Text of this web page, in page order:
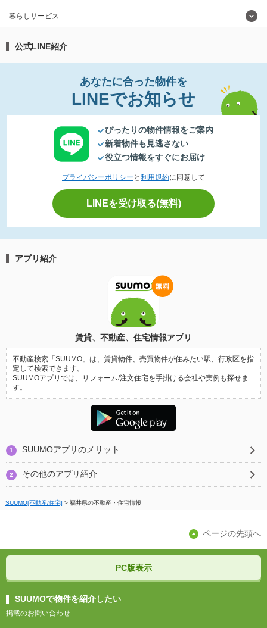
暮らしサービス
公式LINE紹介
あなたに合った物件を
LINEでお知らせ
ぴったりの物件情報をご案内
新着物件も見逃さない
役立つ情報をすぐにお届け
プライバシーポリシー と 利用規約に同意して
LINEを受け取る(無料)
アプリ紹介
賃貸、不動産、住宅情報アプリ
不動産検索「SUUMO」は、賃貸物件、売買物件が住みたい駅、行政区を指
定して検索できます。
SUUMOアプリでは、リフォーム/注文住宅を手掛ける会社や実例も探せま
す。
1 SUUMOアプリのメリット
2 その他のアプリ紹介
SUUMO[不動産/住宅] > 福井県の不動産・住宅情報
ページの先頭へ
PC版表示
SUUMOで物件を紹介したい
掲載のお問い合わせ